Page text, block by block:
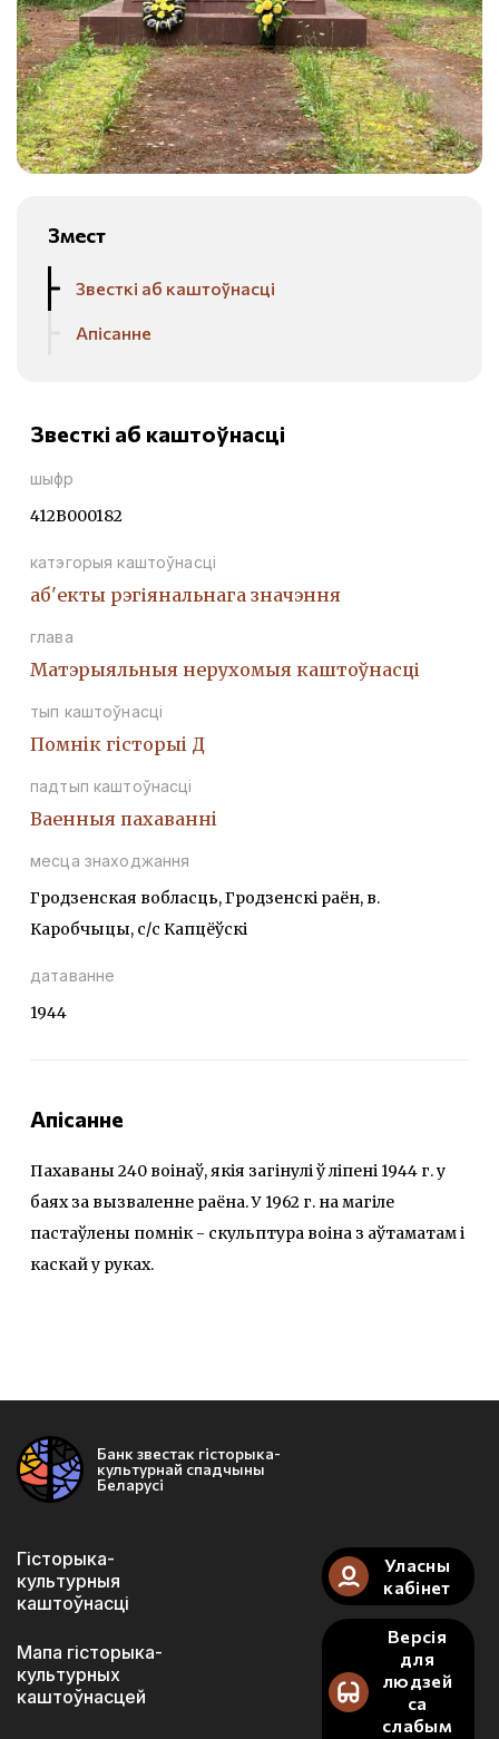
Змест
Звесткі аб каштоўнасці
Апісанне
Звесткі аб каштоўнасці
шыфр
412В000182
катэгорыя каштоўнасці
аб'екты рэгіянальнага значэння
глава
Матэрыяльныя нерухомыя каштоўнасці
тып каштоўнасці
Помнiк гiсторыi Д
падтып каштоўнасці
Ваенныя пахаваннi
месца знаходжання
Гродзенская вобласць, Гродзенскі раён, в.
Каробчыцы, с/с Капцёўскі
датаванне
1944
Апісанне
Пахаваны 240 воінаў, якія загінулі ў ліпені 1944 г. у
баях за вызваленне раёна. У 1962 г. на магіле
пастаўлены помнік - скульптура воіна з аўтаматам і
каскай у руках.
Банк звестак гісторыка-
культурнай спадчыны
Беларусі
Гісторыка-
культурныя
каштоўнасці
Мапа гісторыка-
культурных
каштоўнасцей
Уласны
кабінет
Версія
для
людзей
са
слабым